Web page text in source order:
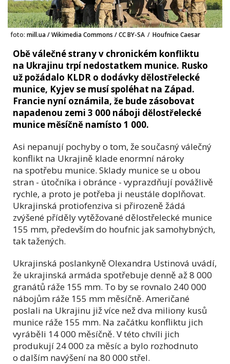
foto: mill.ua / Wikimedia Commons / CC BY-SA / Houfnice Caesar
Obě válečné strany v chronickém konfliktu
na Ukrajinu trpí nedostatkem munice. Rusko
už požádalo KLDR o dodávky dělostřelecké
munice, Kyjev se musí spoléhat na Západ.
Francie nyní oznámila, že bude zásobovat
napadenou zemi 3 000 náboji dělostřelecké
munice měsíčně namísto 1 000.
Asi nepanují pochyby o tom, že současný válečný
konflikt na Ukrajině klade enormní nároky
na spotřebu munice. Sklady munice se u obou
stran - útočníka i obránce - vyprazdňují povážlivě
rychle, a proto je potřeba ji neustále doplňovat.
Ukrajinská protiofenziva si přirozeně žádá
zvýšené příděly vytěžované dělostřelecké munice
155 mm, především do houfnic jak samohybných,
tak tažených.
Ukrajinská poslankyně Olexandra Ustinová uvádí,
že ukrajinská armáda spotřebuje denně až 8 000
granátů ráže 155 mm. To by se rovnalo 240 000
nábojům ráže 155 mm měsíčně. Američané
poslali na Ukrajinu již více než dva miliony kusů
munice ráže 155 mm. Na začátku konfliktu jich
vyráběli 14 000 měsíčně. V této chvíli jich
produkují 24 000 za měsíc a bylo rozhodnuto
o dalším navýšení na 80 000 střel.